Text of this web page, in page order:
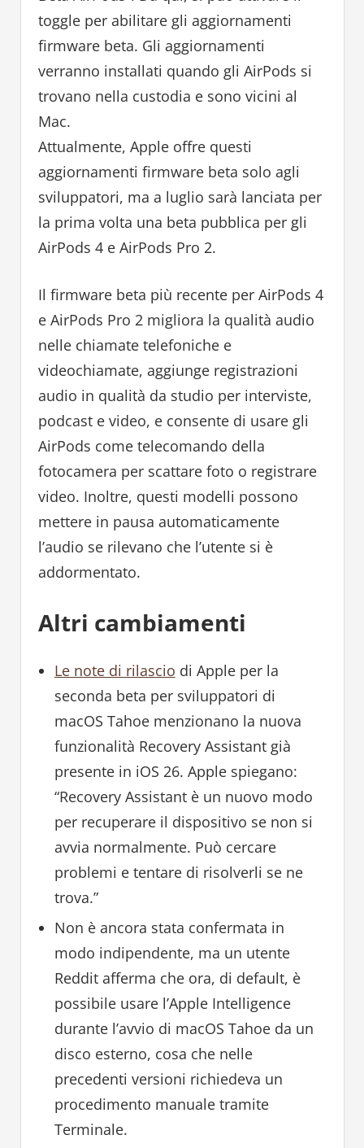
toggle per abilitare gli aggiornamenti
firmware beta. Gli aggiornamenti
verranno installati quando gli AirPods si
trovano nella custodia e sono vicini al
Mac.
Attualmente, Apple offre questi
aggiornamenti firmware beta solo agli
sviluppatori, ma a luglio sarà lanciata per
la prima volta una beta pubblica per gli
AirPods 4 e AirPods Pro 2.
Il firmware beta più recente per AirPods 4
e AirPods Pro 2 migliora la qualità audio
nelle chiamate telefoniche e
videochiamate, aggiunge registrazioni
audio in qualità da studio per interviste,
podcast e video, e consente di usare gli
AirPods come telecomando della
fotocamera per scattare foto o registrare
video. Inoltre, questi modelli possono
mettere in pausa automaticamente
l’audio se rilevano che l’utente si è
addormentato.
Altri cambiamenti
Le note di rilascio di Apple per la
seconda beta per sviluppatori di
macOS Tahoe menzionano la nuova
funzionalità Recovery Assistant già
presente in iOS 26. Apple spiegano:
“Recovery Assistant è un nuovo modo
per recuperare il dispositivo se non si
avvia normalmente. Può cercare
problemi e tentare di risolverli se ne
trova.”
Non è ancora stata confermata in
modo indipendente, ma un utente
Reddit afferma che ora, di default, è
possibile usare l’Apple Intelligence
durante l’avvio di macOS Tahoe da un
disco esterno, cosa che nelle
precedenti versioni richiedeva un
procedimento manuale tramite
Terminale.